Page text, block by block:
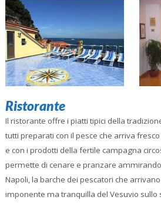
Ristorante
Il ristorante offre i piatti tipici della
tutti preparati con il pesce che arriva
e con i prodotti della fertile campagna
permette di cenare e pranzare
Napoli, la barche dei pescatori che
imponente ma tranquilla del Vesuvio sullo